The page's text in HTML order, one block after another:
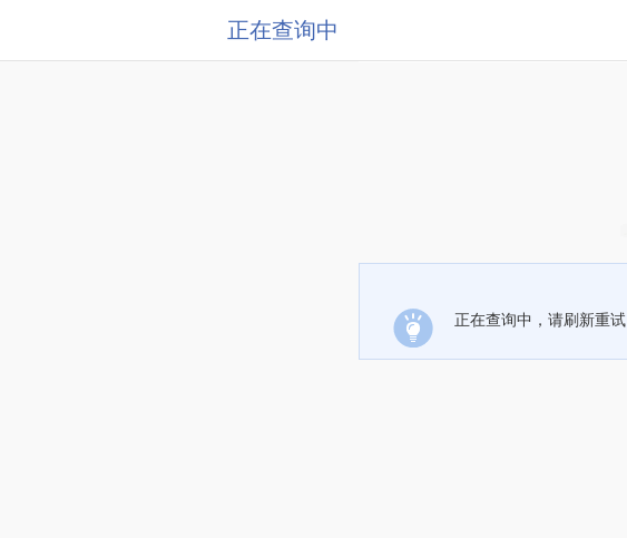
正在查询中
正在查询中，请刷新重试